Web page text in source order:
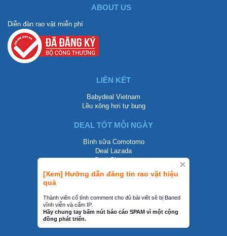
[Xem] Hưỡng dẫn đăng tin rao vặt hiệu
quả
Thành viên cố tình comment cho đủ bài viêt sẽ bị Baned
vĩnh viễn và cấm IP.
Hãy chung tay bấm nút báo cáo SPAM vì một cộng
đồng phát triển.
ABOUT US
Diễn đàn rao vặt miễn phí
LIÊN KẾT
Babydeal Vietnam
Lều xông hơi tự bung
DEAL TỐT MỖI NGÀY
Bình sữa Comotomo
Deal Lazada
Deal Shopee
LIÊN HỆ
0858002468
contact@mraovat.vn